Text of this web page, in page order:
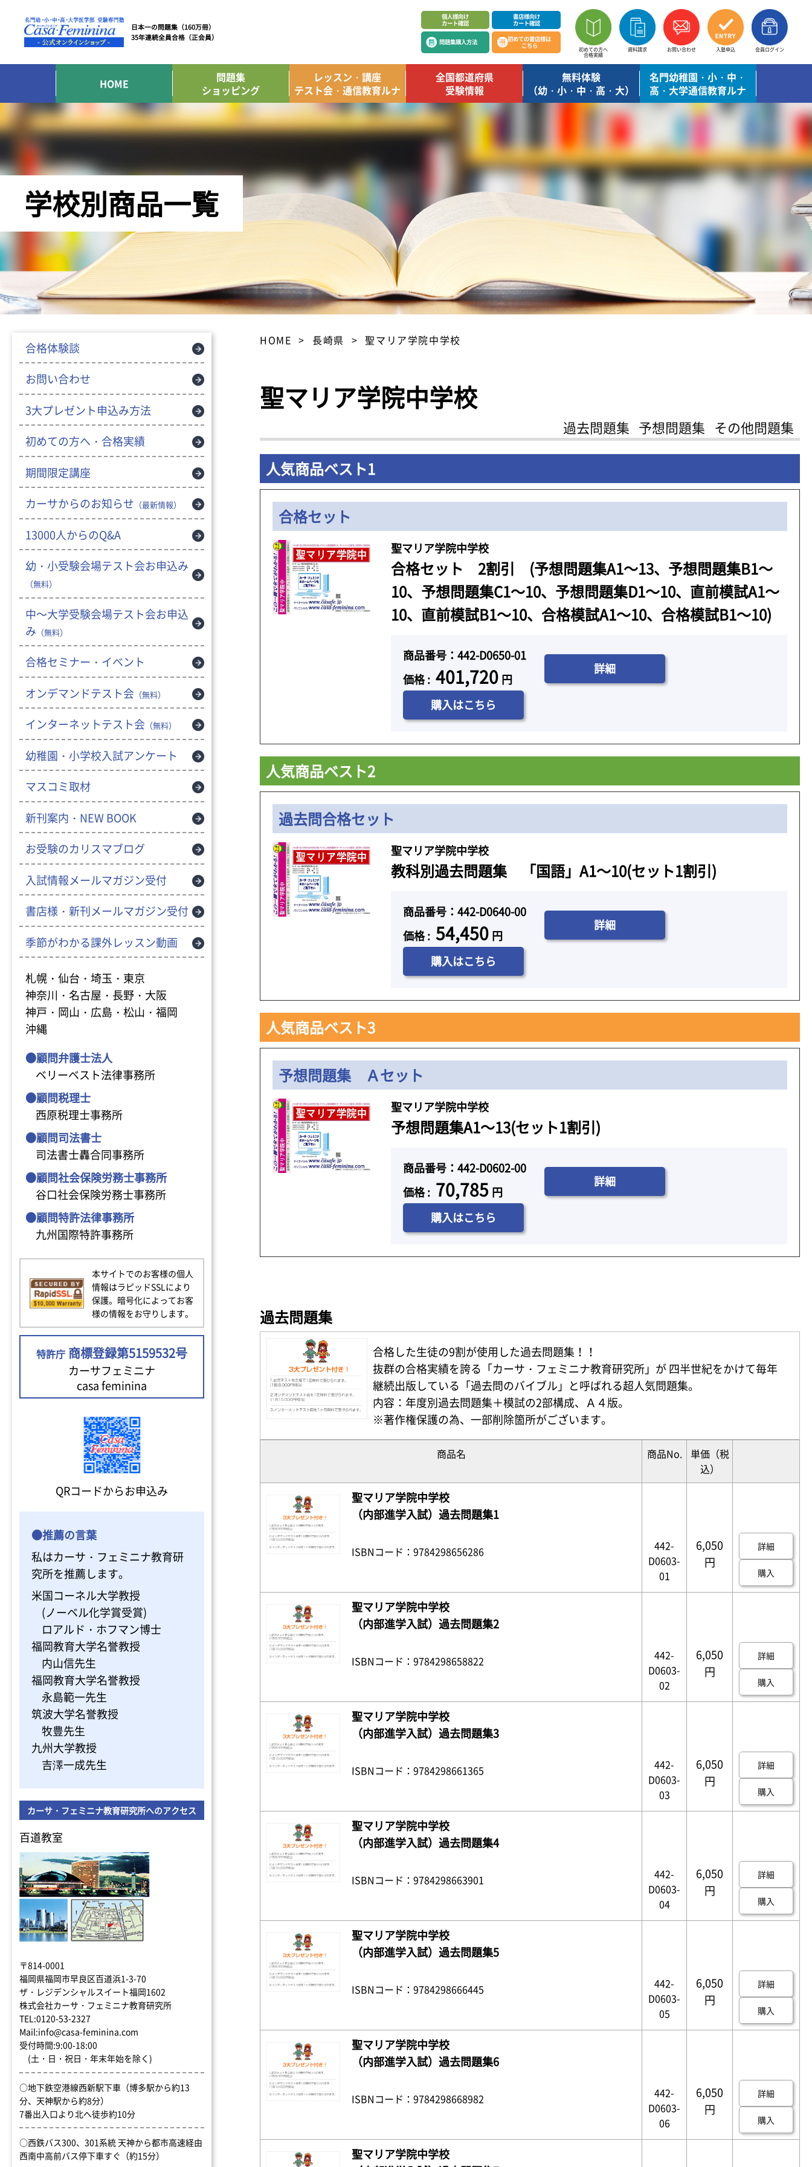
日本一の問題集（160万冊）
35年連続全員合格（正会員）
個人様向け
カート確認
書店様向け
カート確認
問題集購入方法 初めての書店様は
こちら 初めての方へ
合格実績
資料請求 お問い合わせ 入塾申込 会員ログイン
HOME
問題集
ショッピング
レッスン・講座
テスト会・通信教育ルナ
全国都道府県
受験情報
無料体験
（幼・小・中・高・大）
名門幼稚園・小・中・
高・大学通信教育ルナ
学校別商品一覧
HOME 長崎県 聖マリア学院中学校
聖マリア学院中学校
過去問題集 予想問題集 その他問題集
人気商品ベスト1
合格セット
聖マリア学院中学校
合格セット 2割引 (予想問題集A1～13、予想問題集B1～
10、予想問題集C1～10、予想問題集D1～10、直前模試A1～
10、直前模試B1～10、合格模試A1～10、合格模試B1～10)
商品番号：442-D0650-01
価格 : 401,720 円
詳細
購入はこちら
人気商品ベスト2
過去問合格セット
聖マリア学院中学校
教科別過去問題集 「国語」A1～10(セット1割引)
商品番号：442-D0640-00
価格 : 54,450 円
詳細
購入はこちら
人気商品ベスト3
予想問題集 Ａセット
聖マリア学院中学校
予想問題集A1～13(セット1割引)
商品番号：442-D0602-00
価格 : 70,785 円
詳細
購入はこちら
過去問題集
合格した生徒の9割が使用した過去問題集！！
抜群の合格実績を誇る「カーサ・フェミニナ教育研究所」が 四半世紀をかけて毎年
継続出版している「過去問のバイブル」と呼ばれる超人気問題集。
内容：年度別過去問題集＋模試の2部構成、Ａ４版。
※著作権保護の為、一部削除箇所がございます。
商品名 商品No. 単価（税
込）
聖マリア学院中学校
（内部進学入試）過去問題集1
ISBNコード：9784298656286
442-
D0603-
01
6,050
円
詳細
購入
聖マリア学院中学校
（内部進学入試）過去問題集2
ISBNコード：9784298658822
442-
D0603-
02
6,050
円
詳細
購入
聖マリア学院中学校
（内部進学入試）過去問題集3
ISBNコード：9784298661365
442-
D0603-
03
6,050
円
詳細
購入
聖マリア学院中学校
（内部進学入試）過去問題集4
ISBNコード：9784298663901
442-
D0603-
04
6,050
円
詳細
購入
聖マリア学院中学校
（内部進学入試）過去問題集5
ISBNコード：9784298666445
442-
D0603-
05
6,050
円
詳細
購入
聖マリア学院中学校
（内部進学入試）過去問題集6
ISBNコード：9784298668982
442-
D0603-
06
6,050
円
詳細
購入
聖マリア学院中学校
合格体験談
お問い合わせ
3大プレゼント申込み方法
初めての方へ・合格実績
期間限定講座
カーサからのお知らせ （最新情報）
13000人からのQ&A
幼・小受験会場テスト会お申込み
（無料）
中～大学受験会場テスト会お申込
み （無料）
合格セミナー・イベント
オンデマンドテスト会 （無料）
インターネットテスト会 （無料）
幼稚園・小学校入試アンケート
マスコミ取材
新刊案内・NEW BOOK
お受験のカリスマブログ
入試情報メールマガジン受付
書店様・新刊メールマガジン受付
季節がわかる課外レッスン動画
札幌・仙台・埼玉・東京
神奈川・名古屋・長野・大阪
神戸・岡山・広島・松山・福岡
沖縄
●顧問弁護士法人
ベリーベスト法律事務所
●顧問税理士
西原税理士事務所
●顧問司法書士
司法書士轟合同事務所
●顧問社会保険労務士事務所
谷口社会保険労務士事務所
●顧問特許法律事務所
九州国際特許事務所
本サイトでのお客様の個人
情報はラピッドSSLにより
保護。暗号化によってお客
様の情報をお守りします。
特許庁 商標登録第5159532号
カーサフェミニナ
casa feminina
QRコードからお申込み
●推薦の言葉
私はカーサ・フェミニナ教育研
究所を推薦します。
米国コーネル大学教授
(ノーベル化学賞受賞)
ロアルド・ホフマン博士
福岡教育大学名誉教授
内山信先生
福岡教育大学名誉教授
永島範一先生
筑波大学名誉教授
牧豊先生
九州大学教授
吉澤一成先生
カーサ・フェミニナ教育研究所へのアクセス
百道教室
〒814-0001
福岡県福岡市早良区百道浜1-3-70
ザ・レジデンシャルスイート福岡1602
株式会社カーサ・フェミニナ教育研究所
TEL:0120-53-2327
Mail:info@casa-feminina.com
受付時間:9:00-18:00
(土・日・祝日・年末年始を除く)
○地下鉄空港線西新駅下車（博多駅から約13
分、天神駅から約8分）
7番出入口より北へ徒歩約10分
○西鉄バス300、301系統 天神から都市高速経由
西南中高前バス停下車すぐ（約15分）